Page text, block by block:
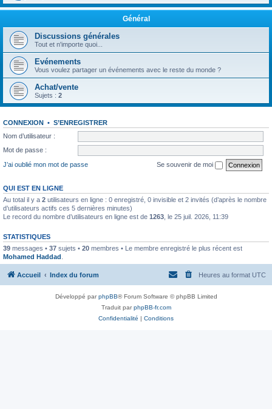
Général
Discussions générales
Tout et n'importe quoi...
Evénements
Vous voulez partager un événements avec le reste du monde ?
Achat/vente
Sujets : 2
CONNEXION • S’ENREGISTRER
Nom d’utilisateur :
Mot de passe :
J’ai oublié mon mot de passe
Se souvenir de moi
QUI EST EN LIGNE
Au total il y a 2 utilisateurs en ligne : 0 enregistré, 0 invisible et 2 invités (d’après le nombre
d’utilisateurs actifs ces 5 dernières minutes)
Le record du nombre d’utilisateurs en ligne est de 1263 , le 25 juil. 2026, 11:39
STATISTIQUES
39 messages • 37 sujets • 20 membres • Le membre enregistré le plus récent est
Mohamed Haddad
Accueil Index du forum Heures au format UTC
Développé parphpBB® Forum Software © phpBB Limited
Traduit parphpBB-fr.com
Confidentialité | Conditions